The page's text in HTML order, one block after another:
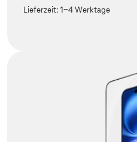
Lieferzeit:1-4 Werktage